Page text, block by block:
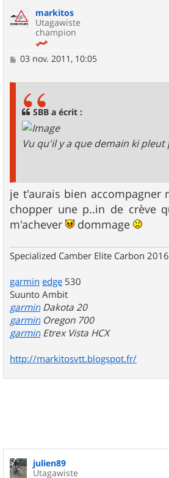
markitos
Utagawiste
champion
M
03 nov. 2011, 10:05
SBB a écrit :
Vu qu'il y a que demain ki pleut
je t'aurais bien accompagner
chopper une p..in de crève
m'achever
dommage
Specialized Camber Elite Carbon 2016
garmin edge 530
Suunto Ambit
garmin Dakota 20
garmin Oregon 700
garmin Etrex Vista HCX
http://markitosvtt.blogspot.fr/
julien89
Utagawiste